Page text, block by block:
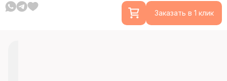
Заказать в 1 клик